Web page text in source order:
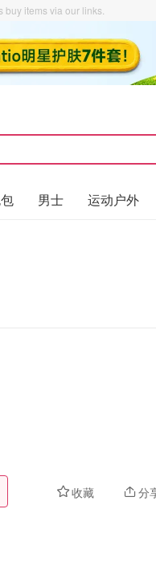
items via our links.
男士 运动户外
收藏 分